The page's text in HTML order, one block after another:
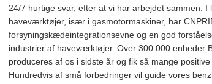
24/7 hurtige svar, efter at vi har arbejdet sammen.
haveværktøjer, især i gasmotormaskiner, har
forsyningskædeintegrationsevne og en god
industrier af haveværktøjer. Over 300.000 enheder
produceres af os i sidste år og fik så mange
Hundredvis af små forbedringer vil guide vores